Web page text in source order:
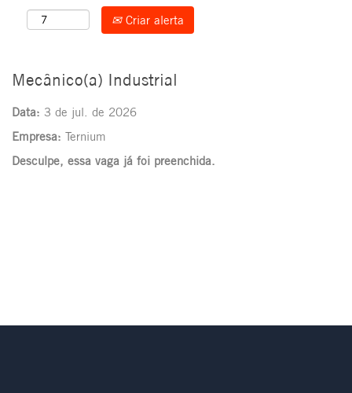
Criar alerta
Mecânico(a) Industrial
Data: 3 de jul. de 2026
Empresa: Ternium
Desculpe, essa vaga já foi preenchida.